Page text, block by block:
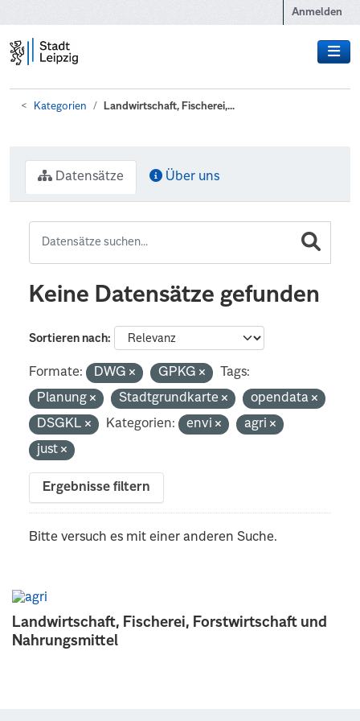
Anmelden
Kategorien Landwirtschaft, Fischerei,...
Landwirtschaft, Fischerei, Forstwirtschaft und
Nahrungsmittel
Datensätze Über uns
Keine Datensätze gefunden
Sortieren nach
Formate: DWG GPKG
Tags:
Planung
Stadtgrundkarte
opendata
DSGKL
Kategorien: envi
agri
just
Ergebnisse filtern
Bitte versuch es mit einer anderen Suche.